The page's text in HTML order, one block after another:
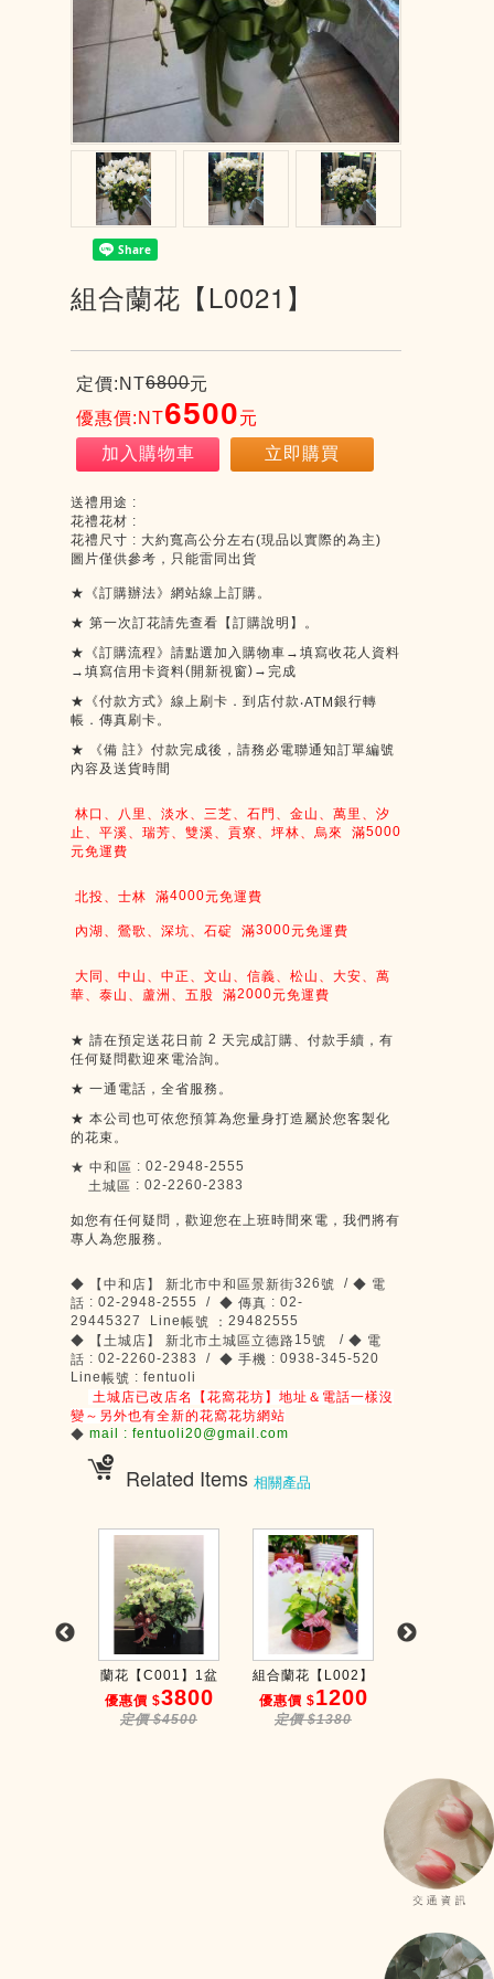
組合蘭花【L0021】
定價:NT6800元
優惠價:NT6500元
加入購物車
立即購買
送禮用途 :
花禮花材 :
花禮尺寸 : 大約寬高公分左右(現品以實際的為主)
圖片僅供參考，只能雷同出貨
★《訂購辦法》網站線上訂購。
★ 第一次訂花請先查看【訂購說明】。
★《訂購流程》請點選加入購物車→填寫收花人資料
→填寫信用卡資料(開新視窗) → 完成
★《付款方式》線上刷卡．到店付款 ‧ATM 銀行轉
帳．傳真刷卡。
★
《備 註》付款完成後，請務必電聯通知訂單編號
內容及送貨時間
林口、八里、淡水、三芝、石門、金山、萬里、汐
止、平溪、瑞芳、雙溪、貢寮、坪林、烏來
滿5000
元免運費
北投、士林 滿4000元免運費
內湖、鶯歌、深坑、石碇 滿3000元免運費
大同、中山、中正、文山、信義、松山、大安、萬
華、泰山、蘆洲、五股
滿2000元免運費
★ 請在預定送花日前 2 天完成訂購、付款手續，有
任何疑問歡迎來電洽詢。
★ 一通電話，全省服務。
★ 本公司也可依您預算為您量身打造屬於您客製化
的花束。
★ 中和區 : 02-2948-2555
土城區 : 02-2260-2383
如您有任何疑問，歡迎您在上班時間來電，我們將有
專人為您服務。
◆ 【中和店】 新北市中和區景新街326號 / ◆ 電
話 : 02-2948-2555 / ◆ 傳真 : 02-
29445327 Line帳號 ： 29482555
◆
【土城店】 新北市土城區立德路15號 / ◆ 電
話 : 02-2260-2383 / ◆ 手機 : 0938-345-520
Line帳號 : fentuoli
土城店已改店名【花窩花坊】地址＆電話一樣沒
變～另外也有全新的花窩花坊網站
◆ mail : fentuoli20@gmail.com
Related Items 相關產品
蘭花【C001】1盆
優惠價 $3800
定價 $4500
組合蘭花【L002】
優惠價 $1200
定價 $1380